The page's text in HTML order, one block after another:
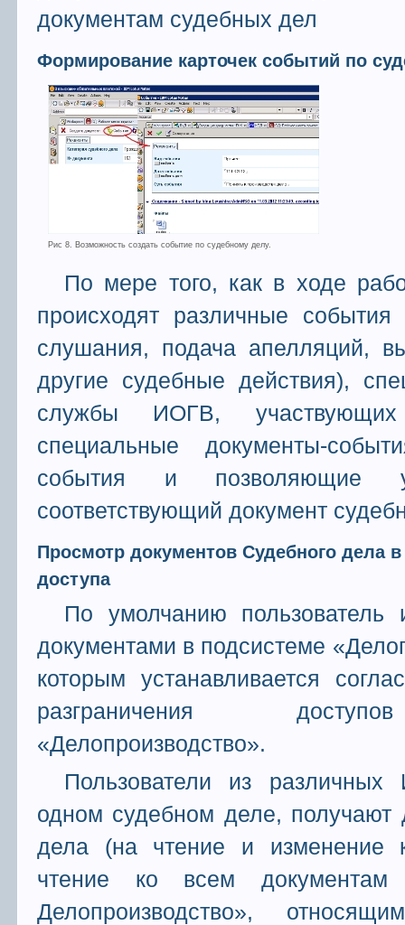
документам судебных дел
Формирование карточек событий по
Рис 8. Возможность создать событие по судебному делу.
По мере того, как в ходе
происходят различные события
слушания, подача апелляций,
другие судебные действия),
службы ИОГВ,
специальные документы-
события и позволяющие
соответствующий документ
Просмотр документов Судебного дела
доступа
По умолчанию
документами в подсистеме
которым устанавливается
разграничения
«Делопроизводство».
Пользователи из
одном судебном деле, получают
дела (на чтение и изменение
чтение ко всем
Делопроизводство»,